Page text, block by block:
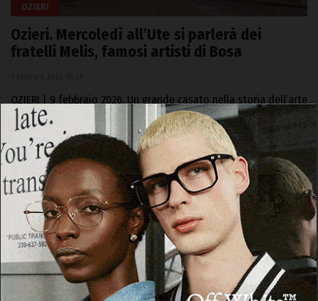
OZIERI
Ozieri. Mercoledì all’Ute si parlerà dei
fratelli Melis, famosi artisti di Bosa
OZIERI | 9 febbraio 2026. Un grande casato nella storia dell’arte
della Sardegna. I fratelli Melis – Olimpia, Melkiorre, Federico e
Pino…
Facebook
WhatsApp
Telegram
EmailThreads